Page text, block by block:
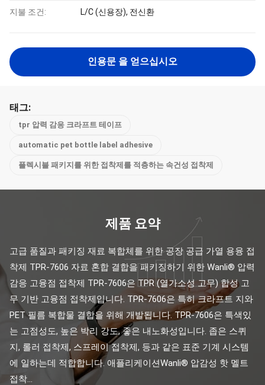
지불 조건: L/C (신용장), 전신환
인용문 을 얻으십시오
태그:
tpr 압력 감응 크라프트 테이프
automatic pet bottle label adhesive
플렉시블 패키지를 위한 접착제를 적층하는 속건성 접착제
제품 요약
고급 품질과 패키징 재료 복합체를 위한 공장 공급 가열 용융 접
착제 TPR-7606 자료 혼합 결합을 패키징하기 위한 Wanli® 압력
감응 고융점 접착제 TPR-7606은 TPR (열가소성 고무) 합성 고
무 기반 고융점 접착제입니다. TPR-7606은 특히 크라프트 지와
PET 필름 복합물 결합을 위해 개발됩니다. TPR-7606은 특색있
는 고점성도, 높은 박리 강도, 좋은 내노화성입니다. 좁은 스퀴
지, 롤러 접착제, 스프레이 접착제, 등과 같은 표준 기계 시스템
에 일하는데 적합합니다. 애플리케이션Wanli® 압감성 핫 멜트
접착...